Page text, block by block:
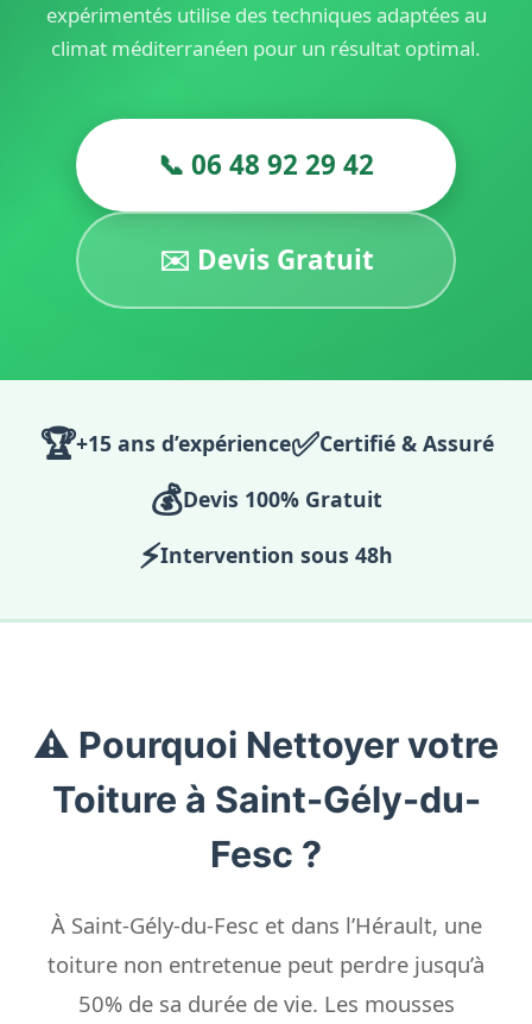
expérimentés utilise des techniques adaptées au
climat méditerranéen pour un résultat optimal.
📞 06 48 92 29 42
✉️ Devis Gratuit
🏆+15 ans d’expérience✅Certifié & Assuré
💰Devis 100% Gratuit
⚡Intervention sous 48h
⚠️ Pourquoi Nettoyer votre
Toiture à Saint-Gély-du-
Fesc ?
À Saint-Gély-du-Fesc et dans l’Hérault, une
toiture non entretenue peut perdre jusqu’à
50% de sa durée de vie. Les mousses